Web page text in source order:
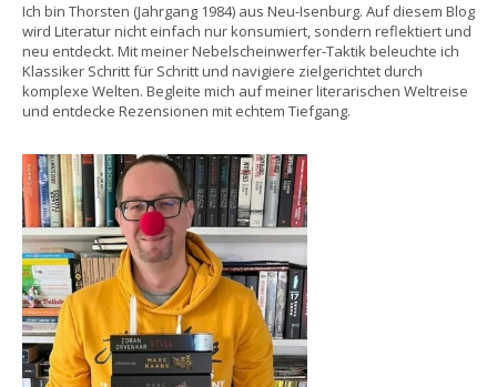
Ich bin Thorsten (Jahrgang 1984) aus Neu-Isenburg. Auf diesem Blog
wird Literatur nicht einfach nur konsumiert, sondern reflektiert und
neu entdeckt. Mit meiner Nebelscheinwerfer-Taktik beleuchte ich
Klassiker Schritt für Schritt und navigiere zielgerichtet durch
komplexe Welten. Begleite mich auf meiner literarischen Weltreise
und entdecke Rezensionen mit echtem Tiefgang.